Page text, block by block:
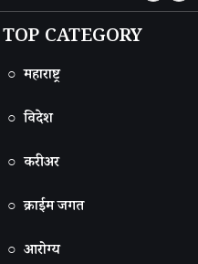
TOP CATEGORY
○ महाराष्ट्र
○ विदेश
○ करीअर
○ क्राईम जगत
○ आरोग्य